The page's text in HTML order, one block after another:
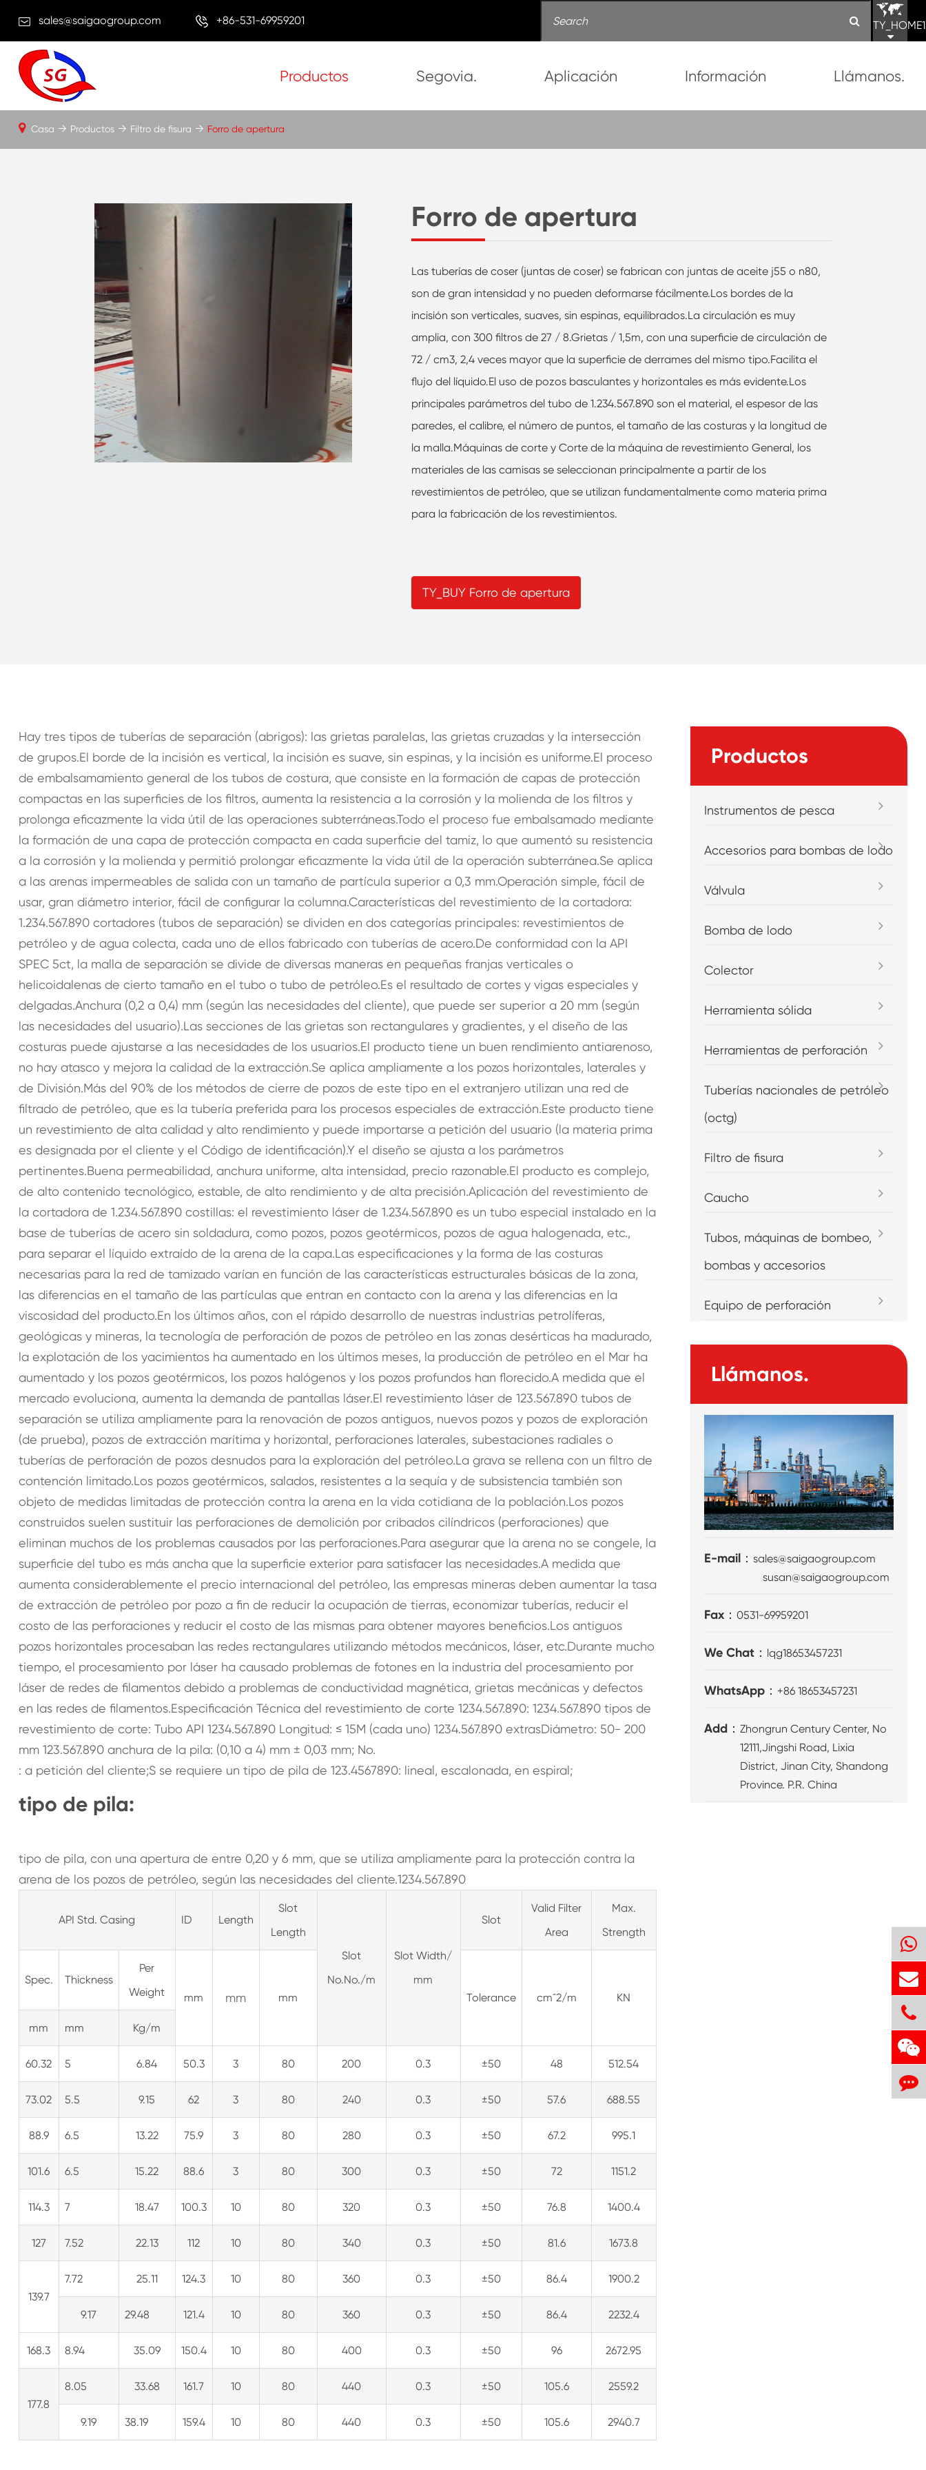
sales@saigaogroup.com +86-531-69959201
Productos Segovia. Aplicación Información Llámanos.
Forro de apertura
Las tuberías de coser (juntas de coser) se fabrican con juntas de aceite j55 o n80,
son de gran intensidad y no pueden deformarse fácilmente.Los bordes de la
incisión son verticales, suaves, sin espinas, equilibrados.La circulación es muy
amplia, con 300 filtros de 27 / 8.Grietas / 1,5m, con una superficie de circulación de
72 / cm3, 2,4 veces mayor que la superficie de derrames del mismo tipo.Facilita el
flujo del líquido.El uso de pozos basculantes y horizontales es más evidente.Los
principales parámetros del tubo de 1.234.567.890 son el material, el espesor de las
paredes, el calibre, el número de puntos, el tamaño de las costuras y la longitud de
la malla.Máquinas de corte y Corte de la máquina de revestimiento General, los
materiales de las camisas se seleccionan principalmente a partir de los
revestimientos de petróleo, que se utilizan fundamentalmente como materia prima
para la fabricación de los revestimientos.
TY_BUY Forro de apertura
Casa Productos Filtro de fisura Forro de apertura
Hay tres tipos de tuberías de separación (abrigos): las grietas paralelas, las grietas cruzadas y la intersección
de grupos.El borde de la incisión es vertical, la incisión es suave, sin espinas, y la incisión es uniforme.El proceso
de embalsamamiento general de los tubos de costura, que consiste en la formación de capas de protección
compactas en las superficies de los filtros, aumenta la resistencia a la corrosión y la molienda de los filtros y
prolonga eficazmente la vida útil de las operaciones subterráneas.Todo el proceso fue embalsamado mediante
la formación de una capa de protección compacta en cada superficie del tamiz, lo que aumentó su resistencia
a la corrosión y la molienda y permitió prolongar eficazmente la vida útil de la operación subterránea.Se aplica
a las arenas impermeables de salida con un tamaño de partícula superior a 0,3 mm.Operación simple, fácil de
usar, gran diámetro interior, fácil de configurar la columna.Características del revestimiento de la cortadora:
1.234.567.890 cortadores (tubos de separación) se dividen en dos categorías principales: revestimientos de
petróleo y de agua colecta, cada uno de ellos fabricado con tuberías de acero.De conformidad con la API
SPEC 5ct, la malla de separación se divide de diversas maneras en pequeñas franjas verticales o
helicoidalenas de cierto tamaño en el tubo o tubo de petróleo.Es el resultado de cortes y vigas especiales y
delgadas.Anchura (0,2 a 0,4) mm (según las necesidades del cliente), que puede ser superior a 20 mm (según
las necesidades del usuario).Las secciones de las grietas son rectangulares y gradientes, y el diseño de las
costuras puede ajustarse a las necesidades de los usuarios.El producto tiene un buen rendimiento antiarenoso,
no hay atasco y mejora la calidad de la extracción.Se aplica ampliamente a los pozos horizontales, laterales y
de División.Más del 90% de los métodos de cierre de pozos de este tipo en el extranjero utilizan una red de
filtrado de petróleo, que es la tubería preferida para los procesos especiales de extracción.Este producto tiene
un revestimiento de alta calidad y alto rendimiento y puede importarse a petición del usuario (la materia prima
es designada por el cliente y el Código de identificación).Y el diseño se ajusta a los parámetros
pertinentes.Buena permeabilidad, anchura uniforme, alta intensidad, precio razonable.El producto es complejo,
de alto contenido tecnológico, estable, de alto rendimiento y de alta precisión.Aplicación del revestimiento de
la cortadora de 1.234.567.890 costillas: el revestimiento láser de 1.234.567.890 es un tubo especial instalado en la
base de tuberías de acero sin soldadura, como pozos, pozos geotérmicos, pozos de agua halogenada, etc.,
para separar el líquido extraído de la arena de la capa.Las especificaciones y la forma de las costuras
necesarias para la red de tamizado varían en función de las características estructurales básicas de la zona,
las diferencias en el tamaño de las partículas que entran en contacto con la arena y las diferencias en la
viscosidad del producto.En los últimos años, con el rápido desarrollo de nuestras industrias petrolíferas,
geológicas y mineras, la tecnología de perforación de pozos de petróleo en las zonas desérticas ha madurado,
la explotación de los yacimientos ha aumentado en los últimos meses, la producción de petróleo en el Mar ha
aumentado y los pozos geotérmicos, los pozos halógenos y los pozos profundos han florecido.A medida que el
mercado evoluciona, aumenta la demanda de pantallas láser.El revestimiento láser de 123.567.890 tubos de
separación se utiliza ampliamente para la renovación de pozos antiguos, nuevos pozos y pozos de exploración
(de prueba), pozos de extracción marítima y horizontal, perforaciones laterales, subestaciones radiales o
tuberías de perforación de pozos desnudos para la exploración del petróleo.La grava se rellena con un filtro de
contención limitado.Los pozos geotérmicos, salados, resistentes a la sequía y de subsistencia también son
objeto de medidas limitadas de protección contra la arena en la vida cotidiana de la población.Los pozos
construidos suelen sustituir las perforaciones de demolición por cribados cilíndricos (perforaciones) que
eliminan muchos de los problemas causados por las perforaciones.Para asegurar que la arena no se congele, la
superficie del tubo es más ancha que la superficie exterior para satisfacer las necesidades.A medida que
aumenta considerablemente el precio internacional del petróleo, las empresas mineras deben aumentar la tasa
de extracción de petróleo por pozo a fin de reducir la ocupación de tierras, economizar tuberías, reducir el
costo de las perforaciones y reducir el costo de las mismas para obtener mayores beneficios.Los antiguos
pozos horizontales procesaban las redes rectangulares utilizando métodos mecánicos, láser, etc.Durante mucho
tiempo, el procesamiento por láser ha causado problemas de fotones en la industria del procesamiento por
láser de redes de filamentos debido a problemas de conductividad magnética, grietas mecánicas y defectos
en las redes de filamentos.Especificación Técnica del revestimiento de corte 1234.567.890: 1234.567.890 tipos de
revestimiento de corte: Tubo API 1234.567.890 Longitud: ≤ 15M (cada uno) 1234.567.890 extrasDiámetro: 50- 200
mm 123.567.890 anchura de la pila: (0,10 a 4) mm ± 0,03 mm; No.
: a petición del cliente;S se requiere un tipo de pila de 123.4567890: lineal, escalonada, en espiral;
tipo de pila:
tipo de pila, con una apertura de entre 0,20 y 6 mm, que se utiliza ampliamente para la protección contra la
arena de los pozos de petróleo, según las necesidades del cliente.1234.567.890
API Std. Casing ID Length
Slot
Length
Slot
No.No./m
Slot Width/
mm
Slot
Valid Filter
Area
Max.
Strength
Spec. Thickness
Per
Weight
mm mm mm Tolerance cmˆ2/m KN
mm mm Kg/m
60.32 5 6.84 50.3 3 80 200 0.3 ±50 48 512.54
73.02 5.5 9.15 62 3 80 240 0.3 ±50 57.6 688.55
88.9 6.5 13.22 75.9 3 80 280 0.3 ±50 67.2 995.1
101.6 6.5 15.22 88.6 3 80 300 0.3 ±50 72 1151.2
114.3 7 18.47 100.3 10 80 320 0.3 ±50 76.8 1400.4
127 7.52 22.13 112 10 80 340 0.3 ±50 81.6 1673.8
139.7
7.72 25.11 124.3 10 80 360 0.3 ±50 86.4 1900.2
9.17 29.48 121.4 10 80 360 0.3 ±50 86.4 2232.4
168.3 8.94 35.09 150.4 10 80 400 0.3 ±50 96 2672.95
177.8
8.05 33.68 161.7 10 80 440 0.3 ±50 105.6 2559.2
9.19 38.19 159.4 10 80 440 0.3 ±50 105.6 2940.7
Productos
Instrumentos de pesca
Accesorios para bombas de lodo
Válvula
Bomba de lodo
Colector
Herramienta sólida
Herramientas de perforación
Tuberías nacionales de petróleo
(octg)
Filtro de fisura
Caucho
Tubos, máquinas de bombeo,
bombas y accesorios
Equipo de perforación
Llámanos.
E-mail：sales@saigaogroup.com
susan@saigaogroup.com
Fax：0531-69959201
We Chat： lqg18653457231
WhatsApp： +86 18653457231
Add：Zhongrun Century Center, No
12111,Jingshi Road, Lixia
District, Jinan City, Shandong
Province. P.R. China